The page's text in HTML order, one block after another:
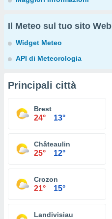
Il Meteo sul tuo sito Web
Widget Meteo
API di Meteorologia
Principali città
Brest
24° 13°
Châteaulin
25° 12°
Crozon
21° 15°
Landivisiau